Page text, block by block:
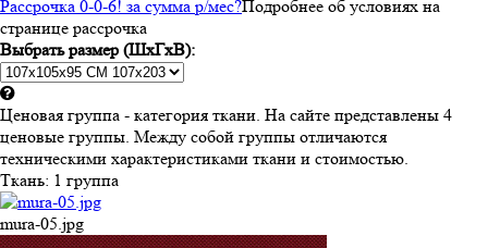
Рассрочка 0-0-6! за сумма р/мес?Подробнее об условиях на
странице рассрочка
Выбрать размер (ШхГхВ):
Ценовая группа - категория ткани. На сайте представлены 4
ценовые группы. Между собой группы отличаются
техническими характеристиками ткани и стоимостью.
Ткань: 1 группа
mura-05.jpg